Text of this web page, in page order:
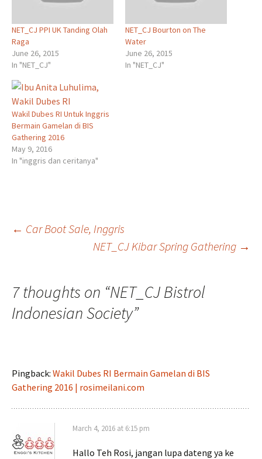
NET_CJ PPI UK Tanding Olah
Raga
June 26, 2015
In "NET_CJ"
NET_CJ Bourton on The
Water
June 26, 2015
In "NET_CJ"
Wakil Dubes RI Untuk Inggris
Bermain Gamelan di BIS
Gathering 2016
May 9, 2016
In "inggris dan ceritanya"
Post
← Car Boot Sale, Inggris
NET_CJ Kibar Spring Gathering →
7 thoughts on “NET_CJ Bistrol
Indonesian Society”
Pingback: Wakil Dubes RI Bermain Gamelan di BIS
Gathering 2016 | rosimeilani.com
March 4, 2016 at 6:15 pm
Hallo Teh Rosi, jangan lupa dateng ya ke